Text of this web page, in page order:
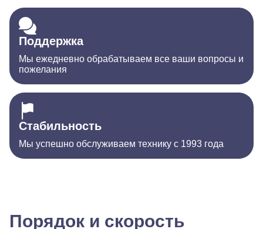
Поддержка
Мы ежедневно обрабатываем все ваши вопросы и
пожелания
Стабильность
Мы успешно обслуживаем технику с 1993 года
Порядок и скорость